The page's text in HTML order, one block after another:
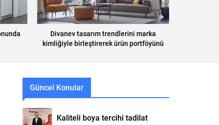
Divanev tasarım trendlerini marka
kimliğiyle birleştirerek ürün portföyünü
Güncel Konular
Kaliteli boya tercihi tadilat